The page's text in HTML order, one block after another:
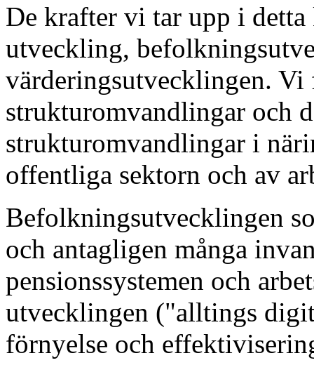
De krafter vi tar upp i
utveckling,
värderingsutvecklingen. Vi
strukturomvandlingar och
strukturomvandlingar i
offentliga sektorn och av
Befolkningsutvecklingen
och antagligen många
pensionssystemen och
utvecklingen ("alltings
förnyelse och